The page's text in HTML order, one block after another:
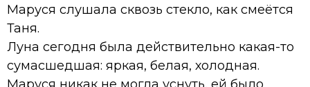
Маруся слушала сквозь стекло, как смеётся
Таня.
Луна сегодня была действительно какая-то
сумасшедшая: яркая, белая, холодная.
Маруся никак не могла уснуть, ей было